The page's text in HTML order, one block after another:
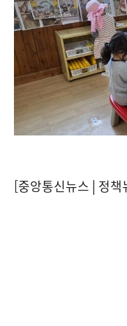
[중앙통신뉴스│정책